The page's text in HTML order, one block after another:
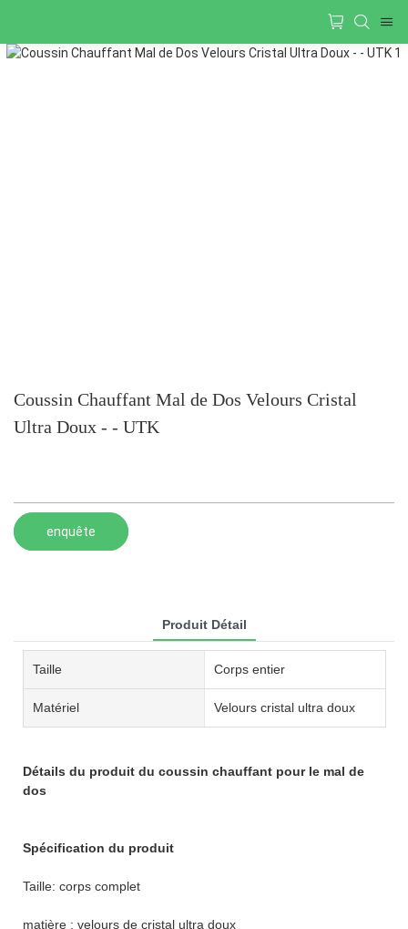
Coussin Chauffant Mal de Dos Velours Cristal
Ultra Doux - - UTK
enquête
Produit Détail
Taille Corps entier
Matériel Velours cristal ultra doux
Détails du produit du coussin chauffant pour le mal de
dos
Spécification du produit
Taille: corps complet
matière : velours de cristal ultra doux